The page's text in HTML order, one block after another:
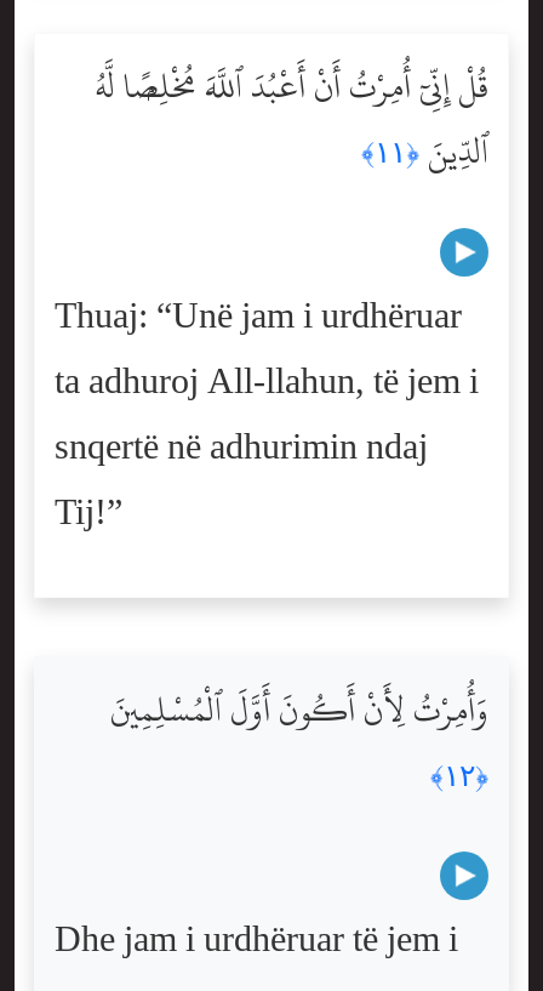
قُلْ إِنِّىٓ أُمِرْتُ أَنْ أَعْبُدَ ٱللَّهَ مُخْلِصًۭا لَّهُ
ٱلدِّينَ ﴿١١﴾
Thuaj: “Unë jam i urdhëruar
ta adhuroj All-llahun, të jem i
snqertë në adhurimin ndaj
Tij!”
وَأُمِرْتُ لِأَنْ أَكُونَ أَوَّلَ ٱلْمُسْلِمِينَ
﴿١٢﴾
Dhe jam i urdhëruar të jem i